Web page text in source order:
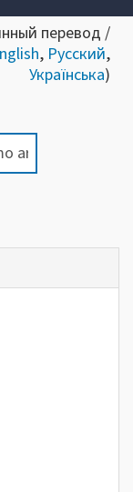
перевод /
, Русский,
Українська)